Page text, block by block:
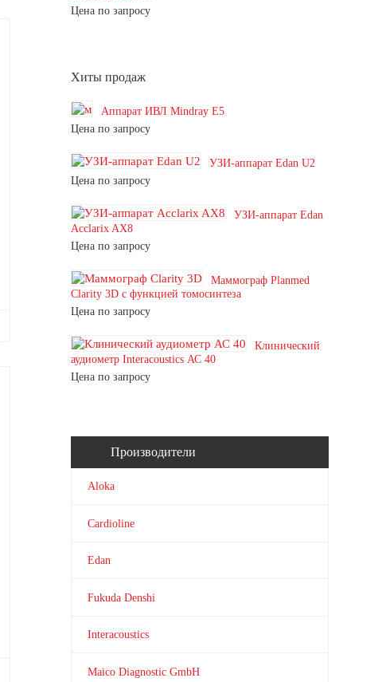
Цена по запросу
Хиты продаж
Аппарат ИВЛ Mindray E5
Цена по запросу
УЗИ-аппарат Edan U2
Цена по запросу
УЗИ-аппарат Edan
Acclarix AX8
Цена по запросу
Маммограф Planmed
Clarity 3D с функцией томосинтеза
Цена по запросу
Клинический
аудиометр Interacoustics АС 40
Цена по запросу
Производители
Aloka
Cardioline
Edan
Fukuda Denshi
Interacoustics
Maico Diagnostic GmbH